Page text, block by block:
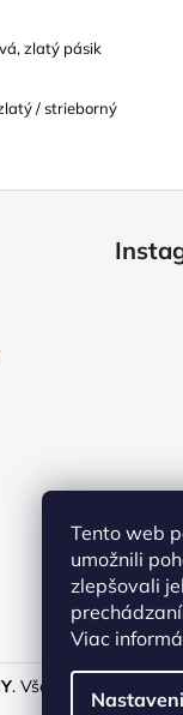
Tento web
umožnili
zlepšovali
Viac
zlatý pásik
/ strieborný
. Všetky práva